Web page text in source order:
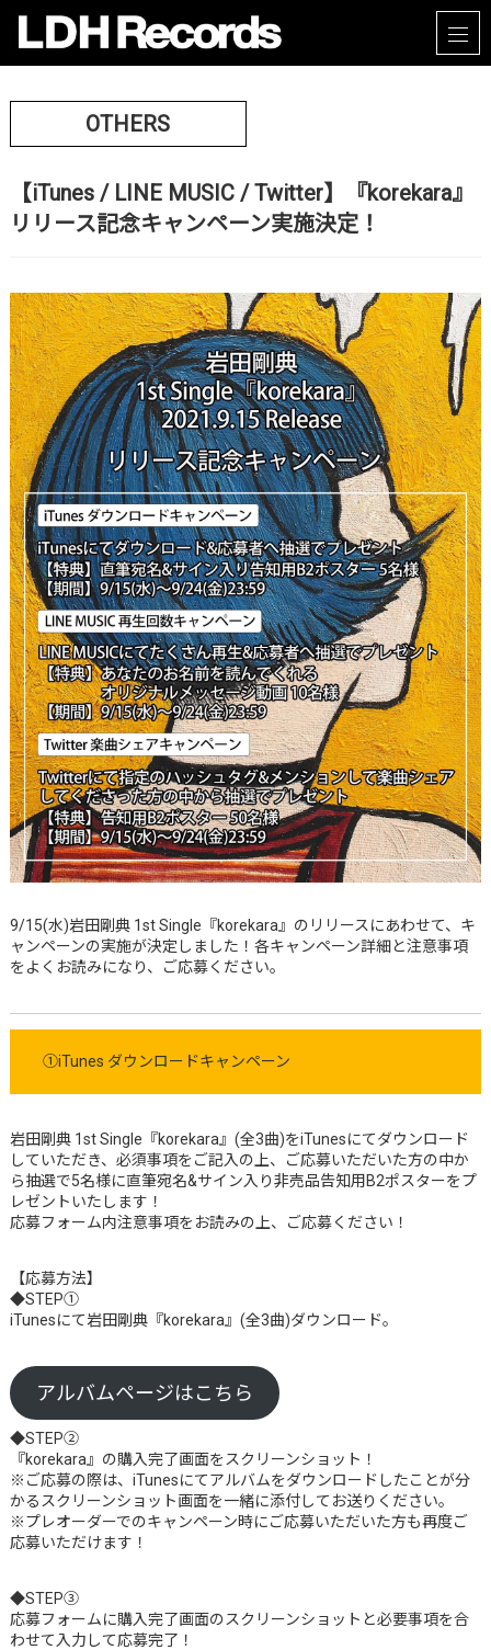
OTHERS
【iTunes / LINE MUSIC / Twitter】『korekara』
リリース記念キャンペーン実施決定！
9/15(水)岩田剛典 1st Single『korekara』のリリースにあわせて、キ
ャンペーンの実施が決定しました！各キャンペーン詳細と注意事項
をよくお読みになり、ご応募ください。
①iTunes ダウンロードキャンペーン
岩田剛典 1st Single『korekara』(全3曲)をiTunesにてダウンロード
していただき、必須事項をご記入の上、ご応募いただいた方の中か
ら抽選で5名様に直筆宛名&サイン入り非売品告知用B2ポスターをプ
レゼントいたします！
応募フォーム内注意事項をお読みの上、ご応募ください！
【応募方法】
◆STEP①
iTunesにて岩田剛典『korekara』(全3曲)ダウンロード。
アルバムページはこちら
◆STEP②
『korekara』の購入完了画面をスクリーンショット！
※ご応募の際は、iTunesにてアルバムをダウンロードしたことが分
かるスクリーンショット画面を一緒に添付してお送りください。
※プレオーダーでのキャンペーン時にご応募いただいた方も再度ご
応募いただけます！
◆STEP③
応募フォームに購入完了画面のスクリーンショットと必要事項を合
わせて入力して応募完了！